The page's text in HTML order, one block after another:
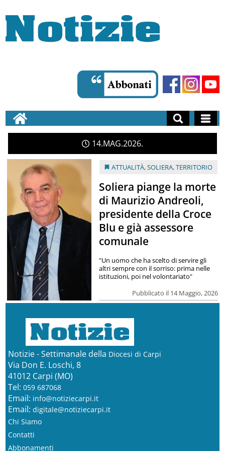
14 MAG 2026
ATTUALITÀ,SOLIERA,TERRITORIO
Soliera piange la morte
di Maurizio Andreoli,
presidente della Croce
Blu e già assessore
comunale
Pubblicato il 14 Maggio, 2026
"Un uomo che ha scelto di servire gli
altri sempre con il sorriso: prima nelle
istituzioni, poi nel volontariato"
Notizie - Settimanale della Diocesi di Carpi
Via Don E. Loschi, 8
41012 Carpi (MO)
Tel: 059 687068
Email: info@notiziecarpi.it
Email: digitale@notiziecarpi.it
Chi Siamo
Contatti
Abbonamenti